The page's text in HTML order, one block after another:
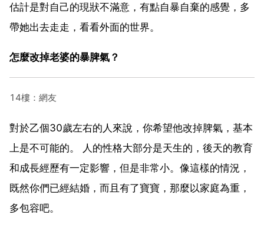
估計是對自己的現狀不滿意，有點自暴自棄的感覺，多
帶她出去走走，看看外面的世界。
怎麼改掉老婆的暴脾氣？
14樓：網友
對於乙個30歲左右的人來說，你希望他改掉脾氣，基本
上是不可能的。 人的性格大部分是天生的，後天的教育
和成長經歷有一定影響，但是非常小。像這樣的情況，
既然你們已經結婚，而且有了寶寶，那麼以家庭為重，
多包容吧。